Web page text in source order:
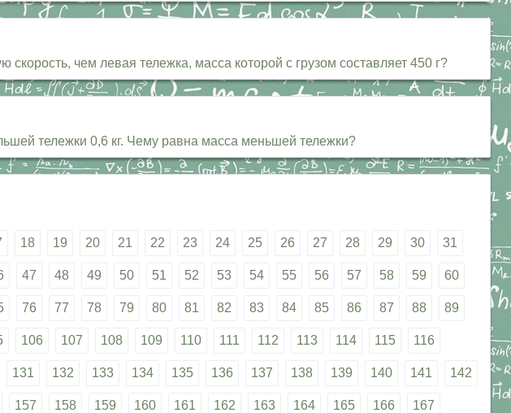
чем левая тележка, масса которой с грузом составляет 450 г?
тележки 0,6 кг. Чему равна масса меньшей тележки?
18 19 20 21 22 23 24 25 26 27 28 29 30 31
47 48 49 50 51 52 53 54 55 56 57 58 59 60
76 77 78 79 80 81 82 83 84 85 86 87 88 89
106 107 108 109 110 111 112 113 114 115 116
131 132 133 134 135 136 137 138 139 140 141 142
157 158 159 160 161 162 163 164 165 166 167